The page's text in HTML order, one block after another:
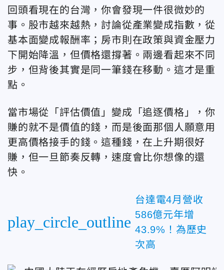
回頭看現在的台灣，你會發現一件很微妙的
事。股市越來越熱，討論從產業變成指數，從
基本面變成報酬率；房市則在政策與資金壓力
下開始降溫，但價格還撐著。兩邊看起來不同
步，但背後其實是同一筆錢在移動。這才是重
點。
當市場從「評估價值」變成「追逐價格」，你
賺的就不是價值的錢，而是後面那個人願意用
更高價格接手的錢。這種錢，在上升期很好
賺，但一旦節奏反轉，速度會比你想像的還
快。
play_circle_outline
台達電4月營收
586億元年增
43.9%！為歷史
次高